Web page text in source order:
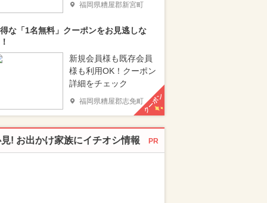
福岡県糟屋郡新宮町
な「1名無料」クーポンをお見逃しな
新規会員様も既存会員
様も利用OK！クーポン
詳細をチェック
福岡県糟屋郡志免町クーポン
! お出かけ家族にイチオシ情報 PR